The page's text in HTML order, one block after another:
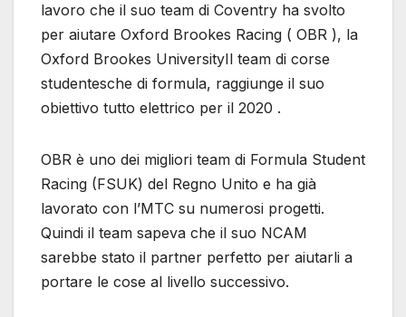
lavoro che il suo team di Coventry ha svolto
per aiutare Oxford Brookes Racing ( OBR ), la
Oxford Brookes UniversityIl team di corse
studentesche di formula, raggiunge il suo
obiettivo tutto elettrico per il 2020 .
OBR è uno dei migliori team di Formula Student
Racing (FSUK) del Regno Unito e ha già
lavorato con l’MTC su numerosi progetti.
Quindi il team sapeva che il suo NCAM
sarebbe stato il partner perfetto per aiutarli a
portare le cose al livello successivo.